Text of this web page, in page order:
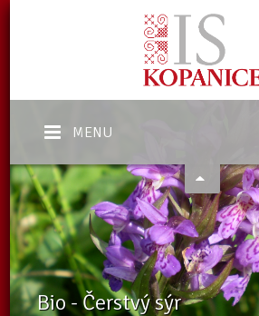
MENU
Bio - Čerstvý sýr